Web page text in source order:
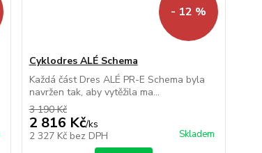
- 12 %
Cyklodres ALÉ Schema
Každá část Dres ALÉ PR-E Schema byla
navržen tak, aby vytěžila ma...
3 190 Kč
2 816 Kč/ks
2 327 Kč bez DPH Skladem